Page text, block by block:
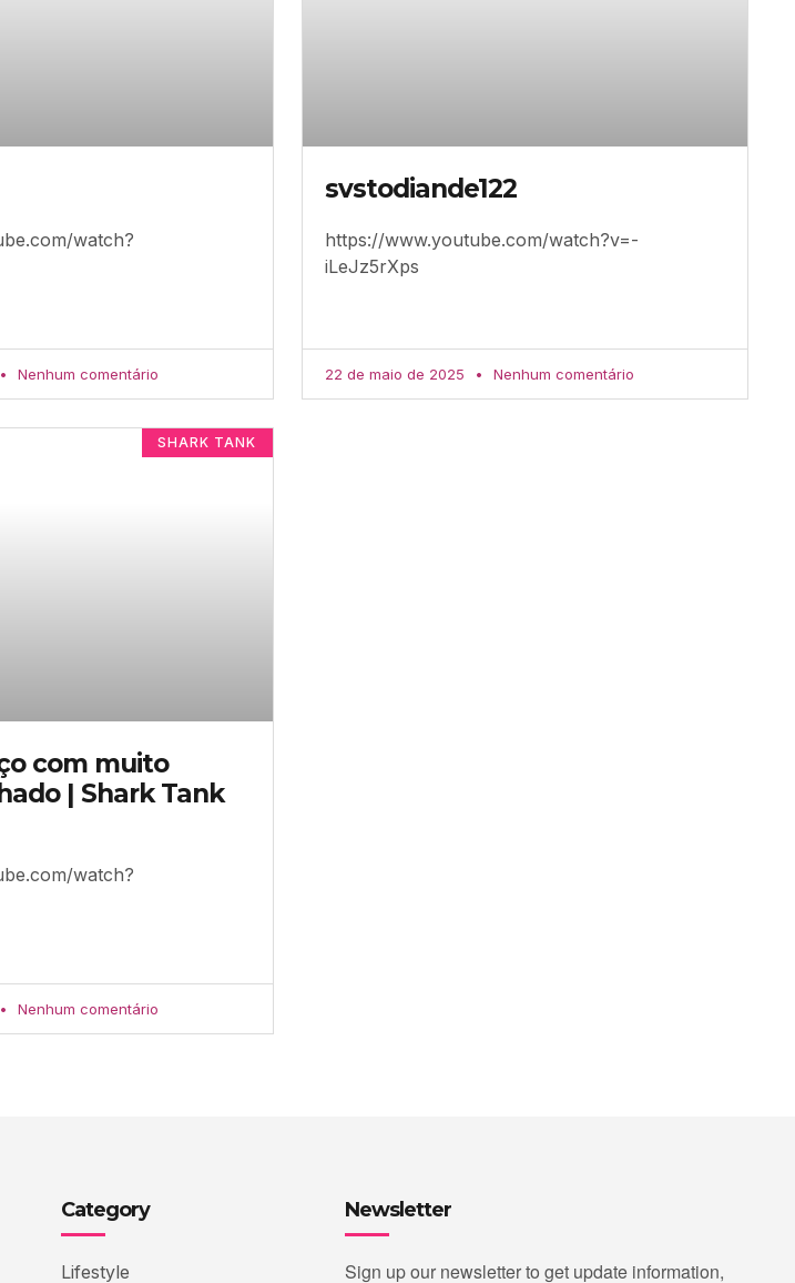
watch?
Nenhum comentário
svstodiande122
https://www.youtube.com/watch?v=-
iLeJz5rXps
22 de maio de 2025 Nenhum comentário
SHARK TANK
com muito
| Shark Tank
watch?
Nenhum comentário
Category
Lifestyle
Newsletter
Sign up our newsletter to get update information,